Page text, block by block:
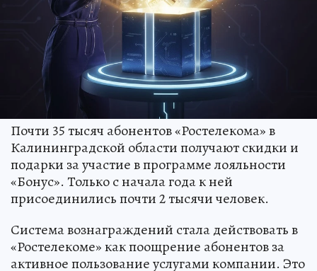
Почти 35 тысяч абонентов «Ростелекома» в
Калининградской области получают скидки и
подарки за участие в программе лояльности
«Бонус». Только с начала года к ней
присоединились почти 2 тысячи человек.
Система вознаграждений стала действовать в
«Ростелекоме» как поощрение абонентов за
активное пользование услугами компании. Это